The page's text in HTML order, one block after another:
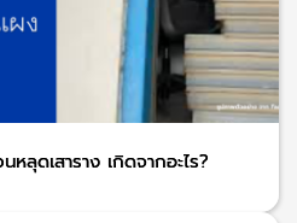
ลุดเสาราง เกิดจากอะไร?